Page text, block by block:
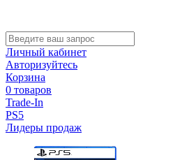
Личный кабинет
Авторизуйтесь
Корзина
0 товаров
Trade-In
PS5
Лидеры продаж